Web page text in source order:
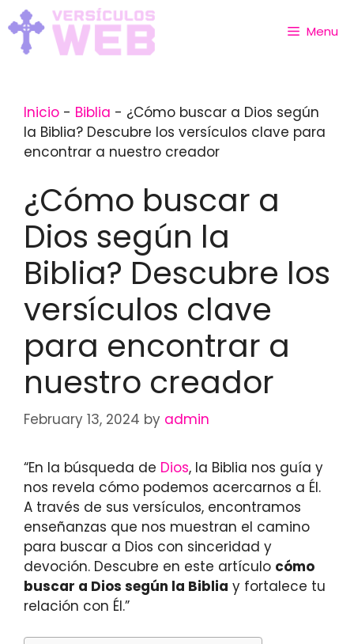
Skip
to
content
Menu
Inicio - Biblia - ¿Cómo buscar a Dios según
la Biblia? Descubre los versículos clave para
encontrar a nuestro creador
¿Cómo buscar a
Dios según la
Biblia? Descubre los
versículos clave
para encontrar a
nuestro creador
February 13, 2024 by admin
“En la búsqueda de Dios, la Biblia nos guía y
nos revela cómo podemos acercarnos a Él.
A través de sus versículos, encontramos
enseñanzas que nos muestran el camino
para buscar a Dios con sinceridad y
devoción. Descubre en este artículo cómo
buscar a Dios según la Biblia y fortalece tu
relación con Él.”